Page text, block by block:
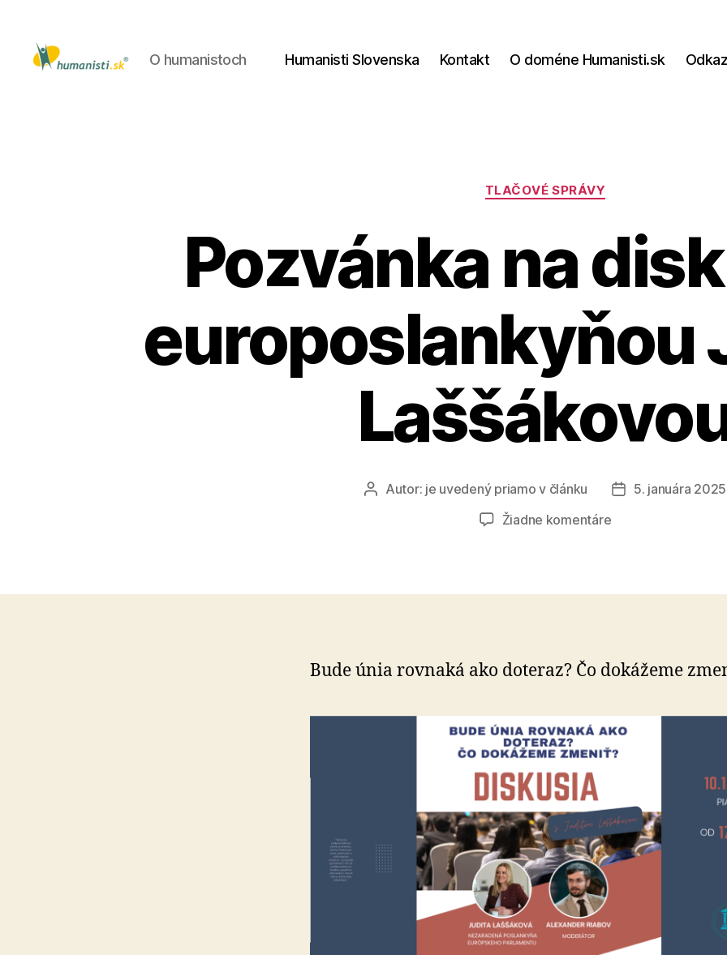
O humanistoch Humanisti Slovenska Kontakt O doméne Humanisti.sk
Kategórie
TLAČOVÉ SPRÁVY
Pozvánka na
europoslankyňou
AutorAutor: je uvedený priamo v článku
Dátum
5. januára 2025
Žiadne komentárena
s
Bude únia rovnaká ako doteraz? Čo do­ká­že­me